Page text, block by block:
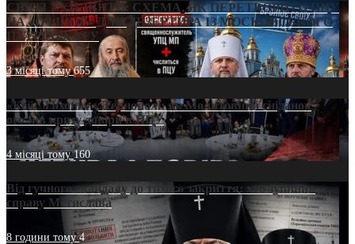
СВЯТІ УХИЛЯНТИ: СХЕМА, ЯК ПЕРЕТВОРИТИ ПЦУ
НА «ОФШОР» ДЛЯ ДЕЗЕРТИРА ІЗ МОСКОВСЬКОГО
ПАТРІАРХАТУ
3 місяці тому655
«Кейс Тихона» у Тернополі: як Молитовний сніданок
оголив кризу довіри в ПЦУ
4 місяці тому160
Від гучного скандалу до тихого закриття: хто зупинив
справу Мстислава
8 години тому4